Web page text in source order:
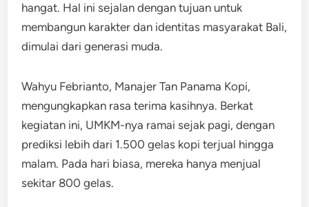
hangat. Hal ini sejalan dengan tujuan untuk
membangun karakter dan identitas masyarakat Bali,
dimulai dari generasi muda.
Wahyu Febrianto, Manajer Tan Panama Kopi,
mengungkapkan rasa terima kasihnya. Berkat
kegiatan ini, UMKM-nya ramai sejak pagi, dengan
prediksi lebih dari 1.500 gelas kopi terjual hingga
malam. Pada hari biasa, mereka hanya menjual
sekitar 800 gelas.